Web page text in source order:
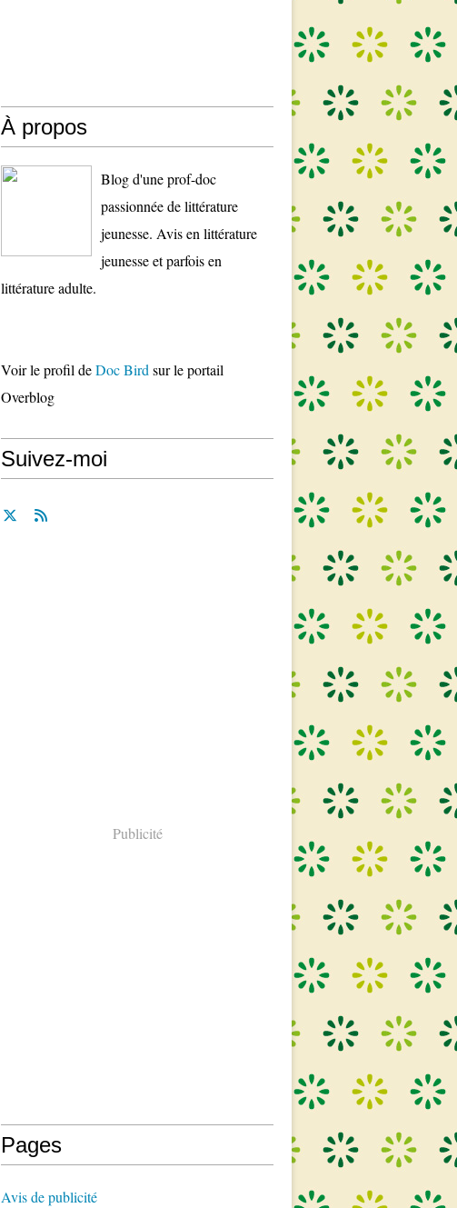
À propos
Blog d'une prof-doc
passionnée de littérature
jeunesse. Avis en littérature
jeunesse et parfois en
littérature adulte.
Voir le profil deDoc Bird sur le portail
Overblog
Suivez-moi
Publicité
Pages
Avis de publicité